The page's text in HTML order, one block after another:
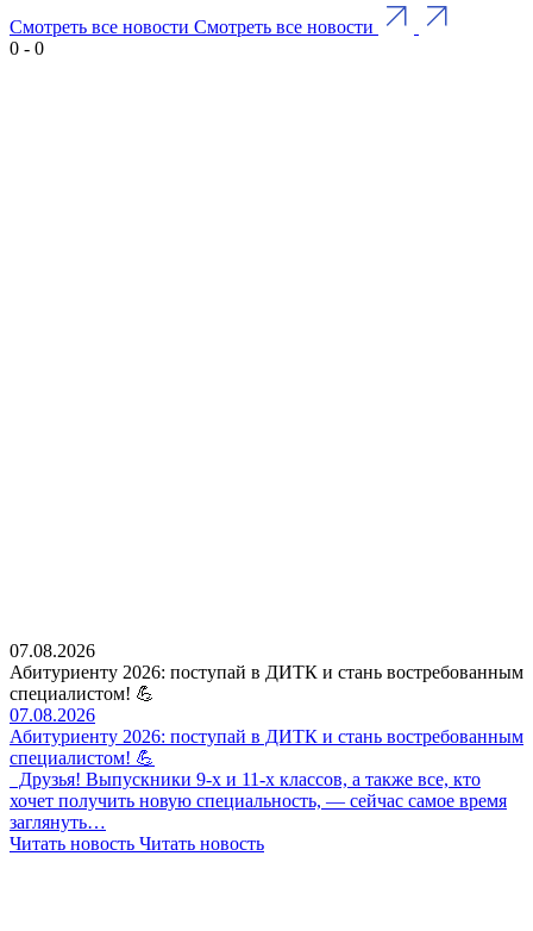
Смотреть все новости Смотреть все новости
0 - 0
07.08.2026
Абитуриенту 2026: поступай в ДИТК и стань востребованным
специалистом! 💪
07.08.2026
Абитуриенту 2026: поступай в ДИТК и стань востребованным
специалистом! 💪
Друзья! Выпускники 9-х и 11-х классов, а также все, кто
хочет получить новую специальность, — сейчас самое время
заглянуть…
Читать новость Читать новость